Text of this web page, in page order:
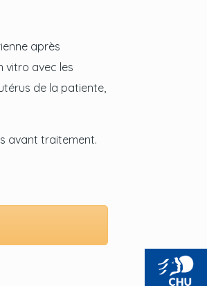
après
vitro avec les
de la patiente,
avant traitement.